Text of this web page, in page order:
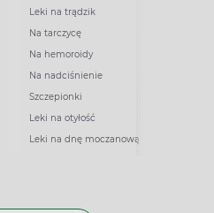
Leki na trądzik
Na tarczycę
Na hemoroidy
Na nadciśnienie
Szczepionki
Leki na otyłość
Leki na dnę moczanową